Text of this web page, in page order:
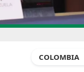
COLOMBIA